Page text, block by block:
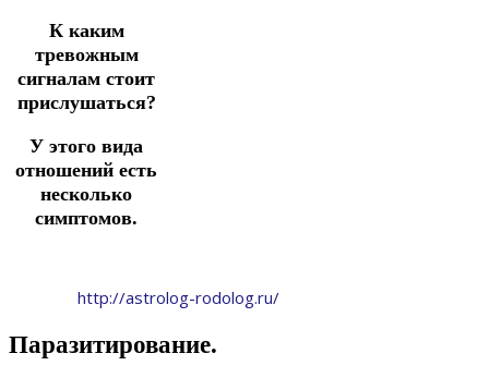
К каким
тревожным
сигналам стоит
прислушаться?
У этого вида
отношений есть
несколько
симптомов.
http://astrolog-rodolog.ru/
Паразитирование.